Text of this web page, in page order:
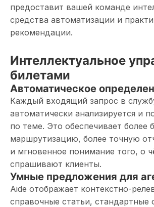
предоставит вашей команде
средства автоматизации и
рекомендации.
Интеллектуальное
билетами
Автоматическое
Каждый входящий запрос в
автоматически анализируется и
по теме. Это обеспечивает более
маршрутизацию, более точную
и мгновенное понимание того, о
спрашивают клиенты.
Умные предложения для
Aide отображает контекстно-
справочные статьи, стандартные